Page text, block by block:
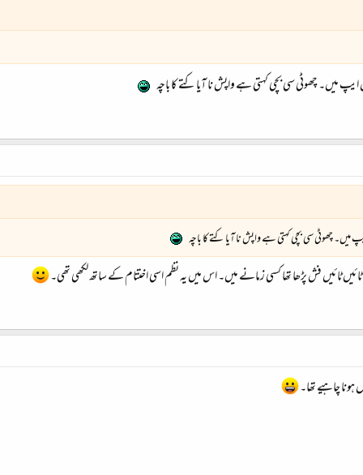
میں۔ چھوٹی سی بچی کہتی ہے واپش نا آیا کتے کا باچہ
چھوٹی سی بچی کہتی ہے واپش نا آیا کتے کا باچہ
ٹائیں ٹائیں فش پڑھا تھا کسی زمانے میں۔ اس میں یہ نظم اسی اختتام کے ساتھ لکھی تھی۔
چاہیے تھا۔